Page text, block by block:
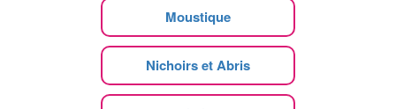
Moustique
Nichoirs et Abris